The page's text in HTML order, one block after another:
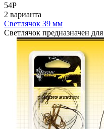
54Р
2 варианта
Светлячок 39 мм
Светлячок предназначен